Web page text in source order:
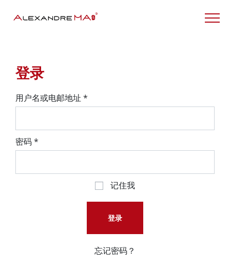
My Account – CN
登录
用户名或电邮地址 *
密码*
记住我
登录
忘记密码？